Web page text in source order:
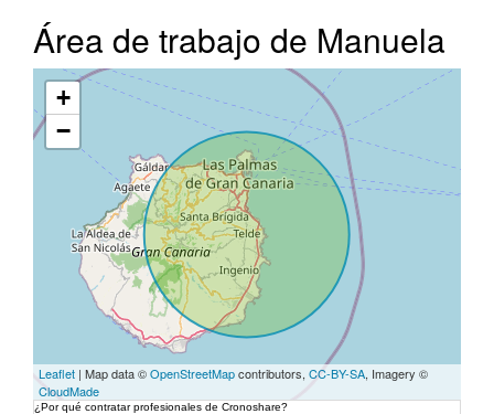
Área de trabajo de Manuela
+
−
Leaflet | Map data ©OpenStreetMapcontributors, CC-BY-SA, Imagery ©
CloudMade
¿Por qué contratar profesionales de Cronoshare?